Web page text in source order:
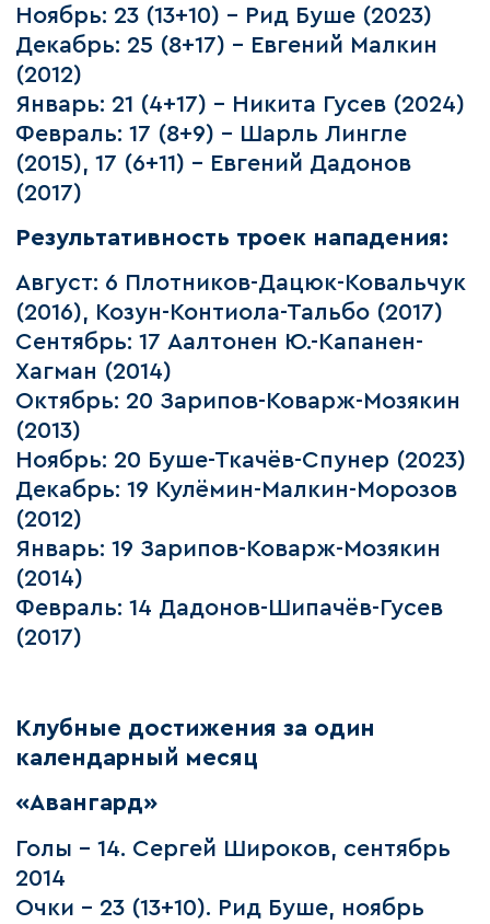
Ноябрь: 23 (13+10) – Рид Буше (2023)
Декабрь: 25 (8+17) – Евгений Малкин
(2012)
Январь: 21 (4+17) – Никита Гусев (2024)
Февраль: 17 (8+9) – Шарль Лингле
(2015), 17 (6+11) – Евгений Дадонов
(2017)
Результативность троек нападения:
Август: 6 Плотников-Дацюк-Ковальчук
(2016), Козун-Контиола-Тальбо (2017)
Сентябрь: 17 Аалтонен Ю.-Капанен-
Хагман (2014)
Октябрь: 20 Зарипов-Коварж-Мозякин
(2013)
Ноябрь: 20 Буше-Ткачёв-Спунер (2023)
Декабрь: 19 Кулёмин-Малкин-Морозов
(2012)
Январь: 19 Зарипов-Коварж-Мозякин
(2014)
Февраль: 14 Дадонов-Шипачёв-Гусев
(2017)
Клубные достижения за один
календарный месяц
«Авангард»
Голы – 14. Сергей Широков, сентябрь
2014
Очки – 23 (13+10). Рид Буше, ноябрь